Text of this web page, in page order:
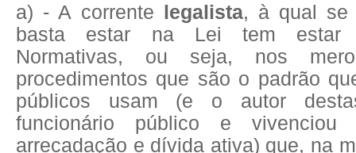
a) - A corrente legalista, à qual se
basta estar na Lei tem estar
Normativas, ou seja, nos
procedimentos que são o padrão
públicos usam (e o autor
funcionário público e
arrecadação e dívida ativa) que, na